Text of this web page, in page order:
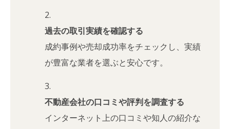
過去の取引実績を確認する
成約事例や売却成功率をチェックし、実績
が豊富な業者を選ぶと安心です。
不動産会社の口コミや評判を調査する
インターネット上の口コミや知人の紹介な